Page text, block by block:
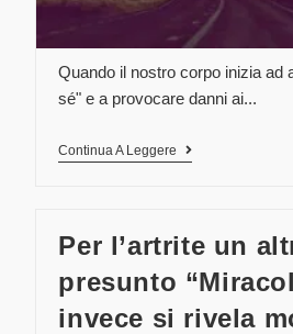
Quando il nostro corpo inizia ad
sé" e a provocare danni ai...
Continua A Leggere
Per l’artrite un
presunto
invece si rivela